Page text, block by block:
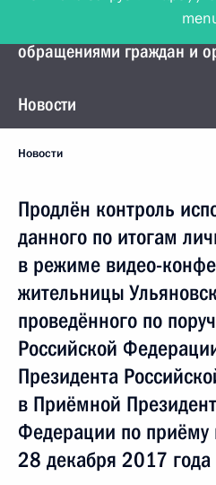
Управление Президента по
обращениями граждан и
Новости
Новости
Продлён контроль
данного по итогам
в режиме видео-
жительницы
проведённого по
Российской
Президента
в Приёмной
Федерации по
28 декабря 2017 года
menu